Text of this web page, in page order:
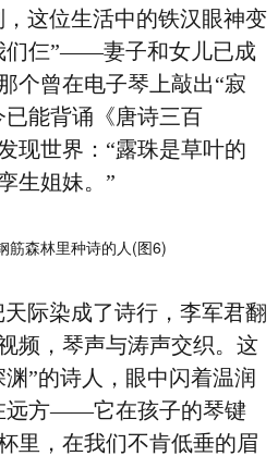
这位生活中的铁汉眼神变
们仨”——妻子和女儿已成
个曾在电子琴上敲出“寂
能背诵《唐诗三百
现世界：“露珠是草叶的
生姐妹。”
际染成了诗行，李军君翻
频，琴声与涛声交织。这
”的诗人，眼中闪着温润
远方——它在孩子的琴键
里，在我们不肯低垂的眉